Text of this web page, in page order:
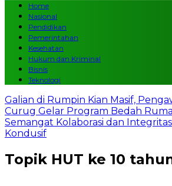
Home
Nasional
Pendidikan
Pemerintahan
Kesehatan
Hukum dan Kriminal
Bisnis
Teknologi
Galian di Rumpin Kian Masif,
Curug Gelar Program Bedah
Semangat Kolaborasi dan Integritas
Kondusif
Topik HUT ke 10